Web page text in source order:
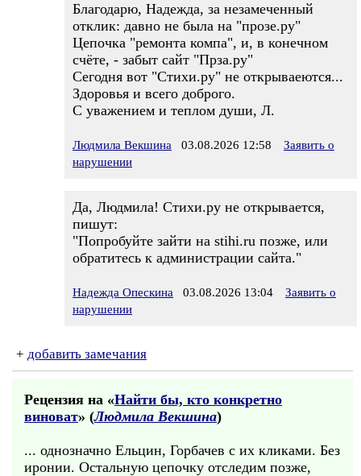
Благодарю, Надежда, за незамеченный
отклик: давно не была на "прозе.ру"
Цепочка "ремонта компа", и, в конечном
счёте, - забыт сайт "Прза.ру"
Сегодня вот "Стихи.ру" не открываеются...
Здоровья и всего доброго.
С уважением и теплом души, Л.
Людмила Векшина 03.08.2026 12:58
Заявить о
нарушении
Да, Людмила! Стихи.ру не открывается,
пишут:
"Попробуйте зайти на stihi.ru позже, или
обратитесь к администрации сайта."
Надежда Опескина 03.08.2026 13:04
Заявить о
нарушении
+ добавить замечания
Рецензия на «Найти бы, кто конкретно
виноват» (Людмила Векшина)
... однозначно Ельцин, Горбачев с их кликами. Без
иронии. Остальную цепочку отследим позже,